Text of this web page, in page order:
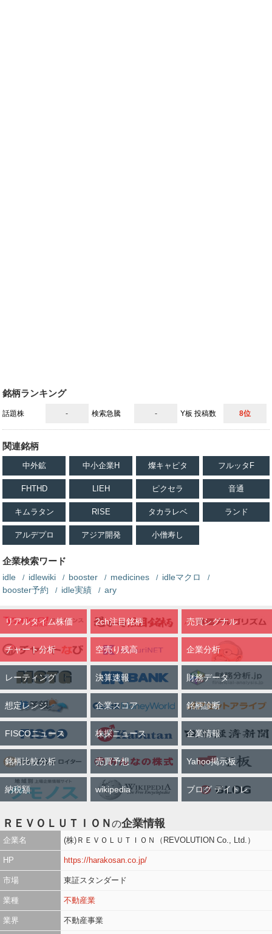
銘柄ランキング
話題株 - 検索急騰 - Y板 投稿数 8位
関連銘柄
中外鉱 中小企業H 燦キャピタ フルッタF
FHTHD LIEH ピクセラ 音通
キムラタン RISE タカラレベ ランド
アルデプロ アジア開発 小僧寿し
企業検索ワード
idle idlewiki booster medicines
idleマクロ
booster予約
idle実績 ary
リアルタイム株価 2ch注目銘柄 売買シグナル
チャート分析 空売り残高 企業分析
レーティング 決算速報 財務データ
想定レンジ 企業スコア 銘柄診断
FISCOニュース 株探ニュース 企業情報
銘柄比較分析 売買予想 Yahoo掲示板
納税額 wikipedia ブログ デイトレ
ＲＥＶＯＬＵＴＩＯＮ の企業情報
企業名 (株)ＲＥＶＯＬＵＴＩＯＮ（REVOLUTION Co., Ltd.）
HP https://harakosan.co.jp/
市場 東証スタンダード
業種 不動産業
業界 不動産事業